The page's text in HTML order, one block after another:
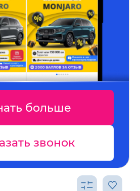
Узнать
Заказать